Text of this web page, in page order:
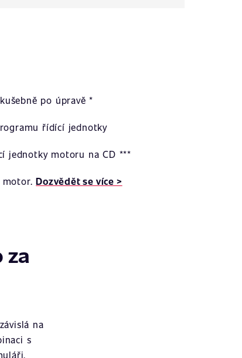
po úpravě *
řídící jednotky
jednotky motoru na CD ***
motor.Dozvědět se více >
za
na
s